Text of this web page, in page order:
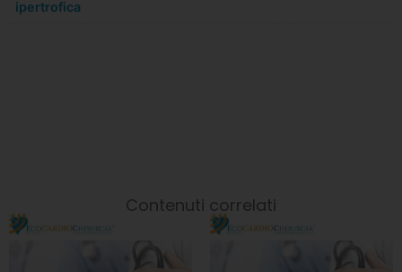
ipertrofica
Contenuti correlati